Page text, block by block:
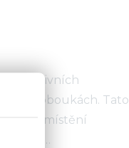
atraktivních
Kloboukách. Tato
umístění
…